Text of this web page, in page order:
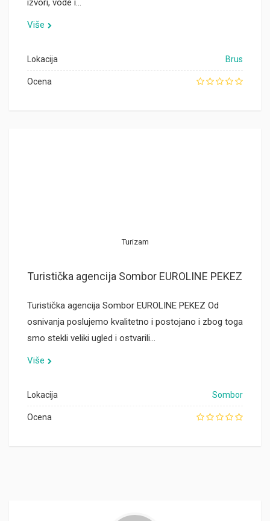
izvori, vode i…
Više
Lokacija Brus
Ocena
Turizam
Turistička agencija Sombor EUROLINE PEKEZ
Turistička agencija Sombor EUROLINE PEKEZ Od
osnivanja poslujemo kvalitetno i postojano i zbog toga
smo stekli veliki ugled i ostvarili…
Više
Lokacija Sombor
Ocena